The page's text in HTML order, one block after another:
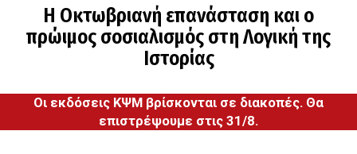
Η Οκτωβριανή επανάσταση και ο
πρώιμος σοσιαλισμός στη Λογική της
Ιστορίας
Οι εκδόσεις ΚΨΜ βρίσκονται σε διακοπές. Θα
επιστρέψουμε στις 31/8.